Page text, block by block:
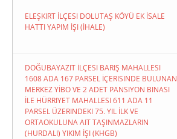
ELEŞKIRT İLÇESI DOLUTAŞ KÖYÜ EK İSALE
HATTI YAPIM İŞI (İHALE)
DOĞUBAYAZIT İLÇESI BARIŞ MAHALLESI
1608 ADA 167 PARSEL İÇERISINDE BULUNAN
MERKEZ YİBO VE 2 ADET PANSIYON BINASI
İLE HÜRRIYET MAHALLESI 611 ADA 11
PARSEL ÜZERINDEKI 75. YIL İLK VE
ORTAOKULUNA AIT TAŞINMAZLARIN
(HURDALI) YIKIM İŞI (KHGB)